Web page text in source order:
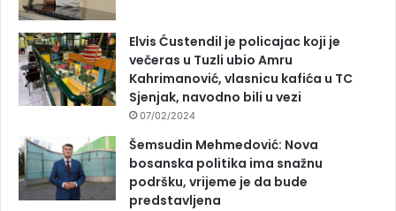
Elvis Ćustendil je policajac koji je
večeras u Tuzli ubio Amru
Kahrimanović, vlasnicu kafića u TC
Sjenjak, navodno bili u vezi
07/02/2024
Šemsudin Mehmedović: Nova
bosanska politika ima snažnu
podršku, vrijeme je da bude
predstavljena